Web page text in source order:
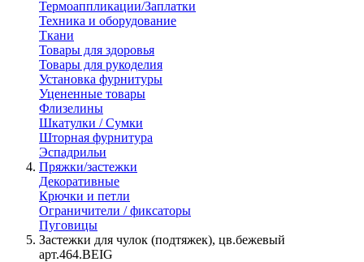
Термоаппликации/Заплатки
Техника и оборудование
Ткани
Товары для здоровья
Товары для рукоделия
Установка фурнитуры
Уцененные товары
Флизелины
Шкатулки / Сумки
Шторная фурнитура
Эспадрильи
Пряжки/застежки
Декоративные
Крючки и петли
Ограничители / фиксаторы
Пуговицы
Застежки для чулок (подтяжек), цв.бежевый
арт.464.BEIG